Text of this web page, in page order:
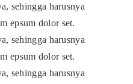
sehingga harusnya
epsum dolor set.
sehingga harusnya
epsum dolor set.
sehingga harusnya